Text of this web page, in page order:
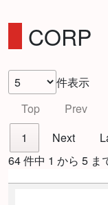
CORP
件表示
Top
Prev
1
Next
64 件中 1 から 5 ま